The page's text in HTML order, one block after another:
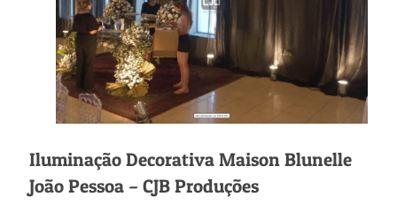
Iluminação Decorativa Maison Blunelle
João Pessoa – CJB Produções